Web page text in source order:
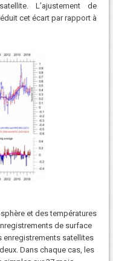
L’ajustement de
cet écart par rapport à
et des températures
de surface
enregistrements satellites
Dans chaque cas, les